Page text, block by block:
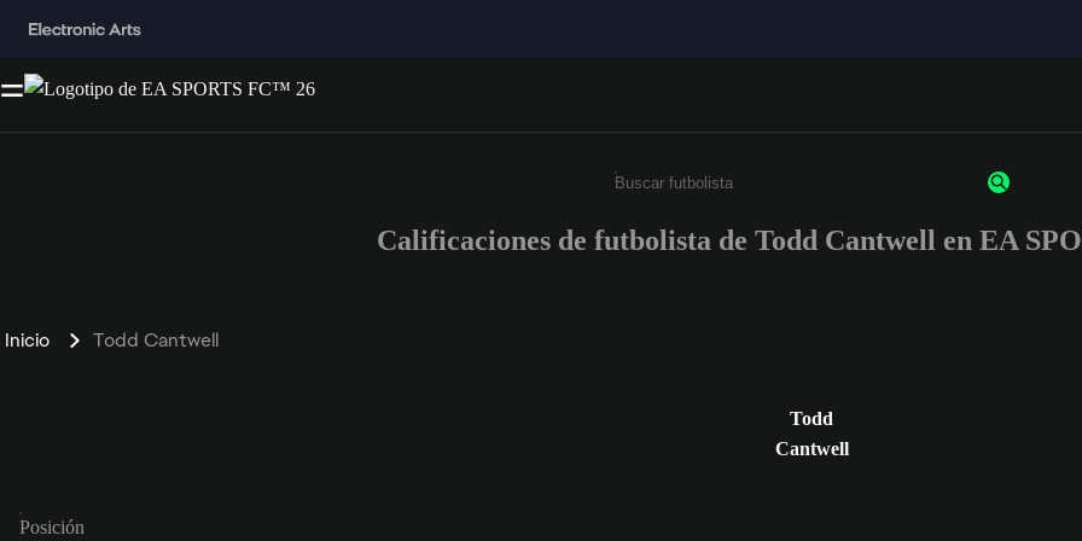
Ingresa un mínimo de 3 caracteres o números
Calificaciones de futbolista de Todd Cantwell en EA
Inicio Todd Cantwell
Todd
Cantwell
Posición